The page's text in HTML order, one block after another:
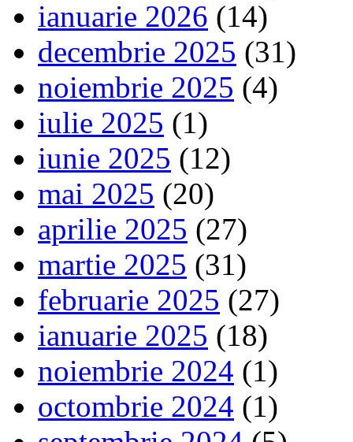
ianuarie 2026 (14)
decembrie 2025 (31)
noiembrie 2025 (4)
iulie 2025 (1)
iunie 2025 (12)
mai 2025 (20)
aprilie 2025 (27)
martie 2025 (31)
februarie 2025 (27)
ianuarie 2025 (18)
noiembrie 2024 (1)
octombrie 2024 (1)